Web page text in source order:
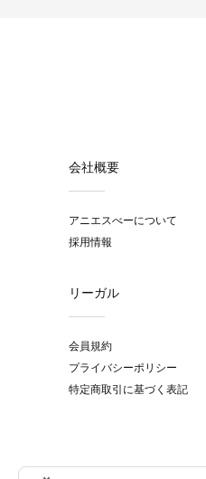
会社概要
アニエスべーについて
採用情報
リーガル
会員規約
プライバシーポリシー
特定商取引に基づく表記